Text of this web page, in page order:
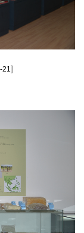
21]